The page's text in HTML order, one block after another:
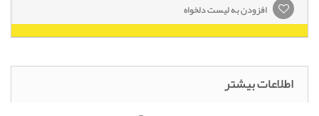
افزودن به لیست دلخواه
اطلاعات بیشتر